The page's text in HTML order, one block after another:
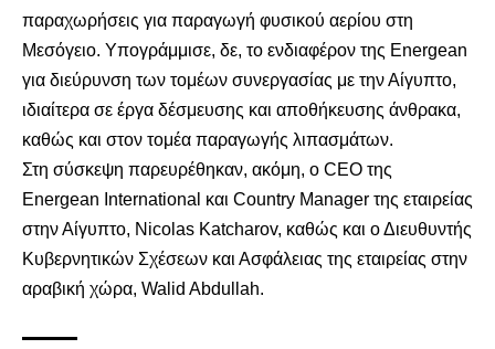
παραχωρήσεις για παραγωγή φυσικού αερίου στη
Μεσόγειο. Υπογράμμισε, δε, το ενδιαφέρον της Energean
για διεύρυνση των τομέων συνεργασίας με την Αίγυπτο,
ιδιαίτερα σε έργα δέσμευσης και αποθήκευσης άνθρακα,
καθώς και στον τομέα παραγωγής λιπασμάτων.
Στη σύσκεψη παρευρέθηκαν, ακόμη, ο CEO της
Energean International και Country Manager της εταιρείας
στην Αίγυπτο, Nicolas Katcharov, καθώς και ο Διευθυντής
Κυβερνητικών Σχέσεων και Ασφάλειας της εταιρείας στην
αραβική χώρα, Walid Abdullah.